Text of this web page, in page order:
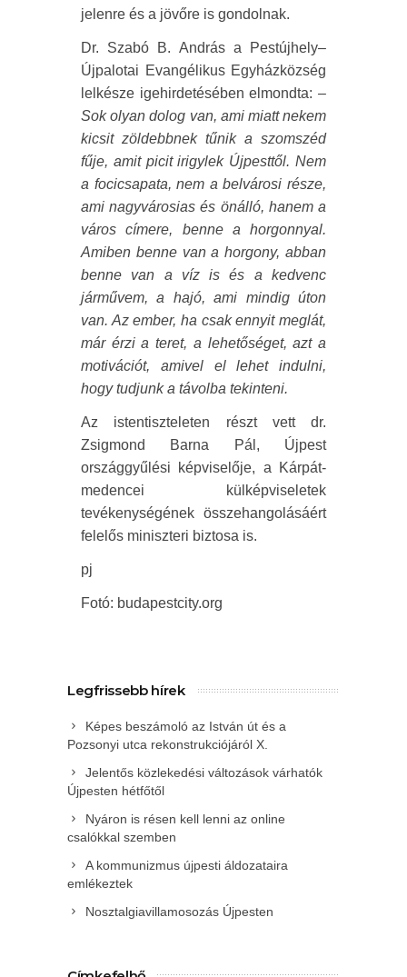
jelenre és a jövőre is gondolnak.
Dr. Szabó B. András a Pestújhely–
Újpalotai Evangélikus Egyházközség
lelkésze igehirdetésében elmondta: –
Sok olyan dolog van, ami miatt nekem
kicsit zöldebbnek tűnik a szomszéd
fűje, amit picit irigylek Újpesttől. Nem
a focicsapata, nem a belvárosi része,
ami nagyvárosias és önálló, hanem a
város címere, benne a horgonnyal.
Amiben benne van a horgony, abban
benne van a víz is és a kedvenc
járművem, a hajó, ami mindig úton
van. Az ember, ha csak ennyit meglát,
már érzi a teret, a lehetőséget, azt a
motivációt, amivel el lehet indulni,
hogy tudjunk a távolba tekinteni.
Az istentiszteleten részt vett dr.
Zsigmond Barna Pál, Újpest
országgyűlési képviselője, a Kárpát-
medencei külképviseletek
tevékenységének összehangolásáért
felelős miniszteri biztosa is.
pj
Fotó: budapestcity.org
Legfrissebb hírek
Képes beszámoló az István út és a
Pozsonyi utca rekonstrukciójáról X.
Jelentős közlekedési változások várhatók
Újpesten hétfőtől
Nyáron is résen kell lenni az online
csalókkal szemben
A kommunizmus újpesti áldozataira
emlékeztek
Nosztalgiavillamosozás Újpesten